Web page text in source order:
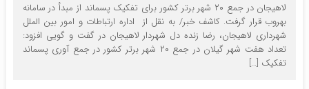
لاهیجان در جمع ۲۰ شهر برتر کشور برای تفکیک پسماند از مبدأ در سامانه
بهروب قرار گرفت. کاشف خبر/ به نقل از اداره ارتباطات و امور بین الملل
شهرداری لاهیجان، رضا زنده دل شهردار لاهیجان در گفت و گویی افزود:
تعداد هفت شهر گیلان در جمع ۲۰ شهر برتر کشور در جمع آوری پسماند
تفکیک […]